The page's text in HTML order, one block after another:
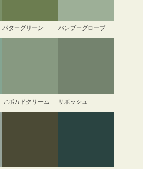
パターグリーン バンブーグローブ
アボカドクリーム サボッシュ